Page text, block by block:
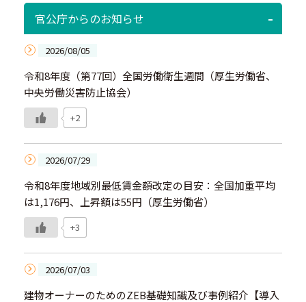
官公庁からのお知らせ
2026/08/05
令和8年度（第77回）全国労働衛生週間（厚生労働省、
中央労働災害防止協会）
+2
2026/07/29
令和8年度地域別最低賃金額改定の目安：全国加重平均
は1,176円、上昇額は55円（厚生労働省）
+3
2026/07/03
建物オーナーのためのZEB基礎知識及び事例紹介【導入